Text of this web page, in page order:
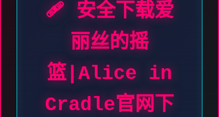
🩹 安全下载爱
丽丝的摇
篮|Alice in
Cradle官网下